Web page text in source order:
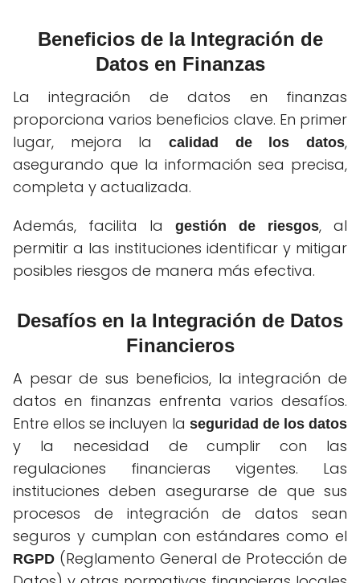
Beneficios de la Integración de
Datos en Finanzas
La integración de datos en finanzas
proporciona varios beneficios clave. En primer
lugar, mejora la
calidad de los datos,
asegurando que la información sea precisa,
completa y actualizada.
Además, facilita la
gestión de riesgos, al
permitir a las instituciones identificar y mitigar
posibles riesgos de manera más efectiva.
Desafíos en la Integración de Datos
Financieros
A pesar de sus beneficios, la integración de
datos en finanzas enfrenta varios desafíos.
Entre ellos se incluyen la seguridad de los datos
y la necesidad de cumplir con las
regulaciones financieras vigentes. Las
instituciones deben asegurarse de que sus
procesos de integración de datos sean
seguros y cumplan con estándares como el
RGPD (Reglamento General de Protección de